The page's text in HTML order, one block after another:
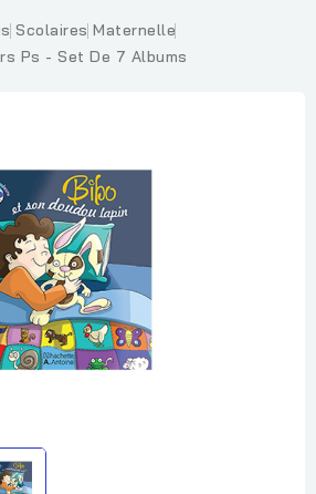
Scolaires Maternelle
Ps - Set De 7 Albums